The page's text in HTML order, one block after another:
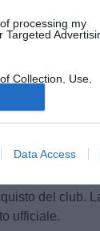
processing my
Targeted
Collection, Use,
or Sharing of my
Is Unrelated with
it was collected.
Data Access
la
d’interesse
di
squadra.
riuniti e
del club.
ufficiale.